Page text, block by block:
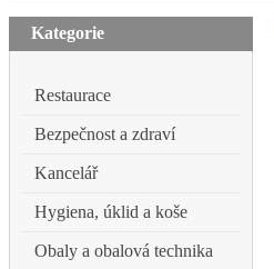
Kategorie
Restaurace
Bezpečnost a zdraví
Kancelář
Hygiena, úklid a koše
Obaly a obalová technika